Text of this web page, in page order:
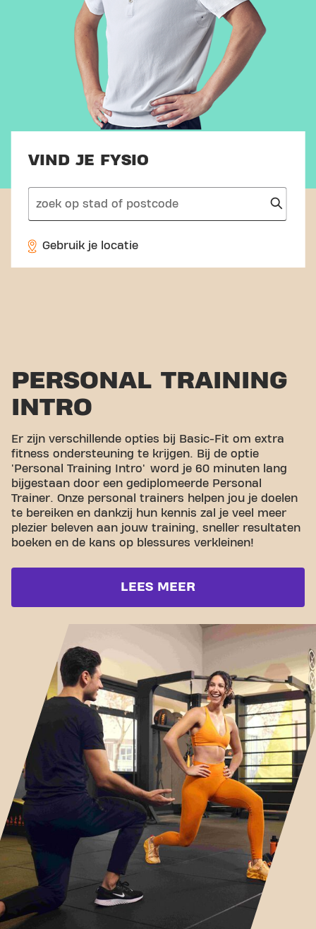
VIND JE FYSIO
search
Gebruik je locatie
PERSONAL TRAINING
INTRO
Er zijn verschillende opties bij Basic-Fit om extra
fitness ondersteuning te krijgen. Bij de optie
'Personal Training Intro' word je 60 minuten lang
bijgestaan door een gediplomeerde Personal
Trainer. Onze personal trainers helpen jou je doelen
te bereiken en dankzij hun kennis zal je veel meer
plezier beleven aan jouw training, sneller resultaten
boeken en de kans op blessures verkleinen!
LEES MEER